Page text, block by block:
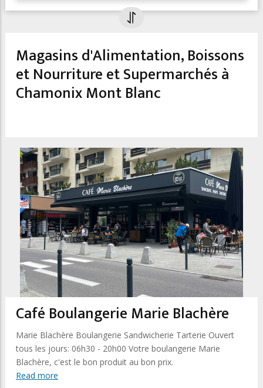
Magasins d'Alimentation, Boissons
et Nourriture et Supermarchés à
Chamonix Mont Blanc
Café Boulangerie Marie Blachère
Marie Blachère Boulangerie Sandwicherie Tarterie Ouvert
tous les jours: 06h30 - 20h00 Votre boulangerie Marie
Blachère, c'est le bon produit au bon prix.
Read more